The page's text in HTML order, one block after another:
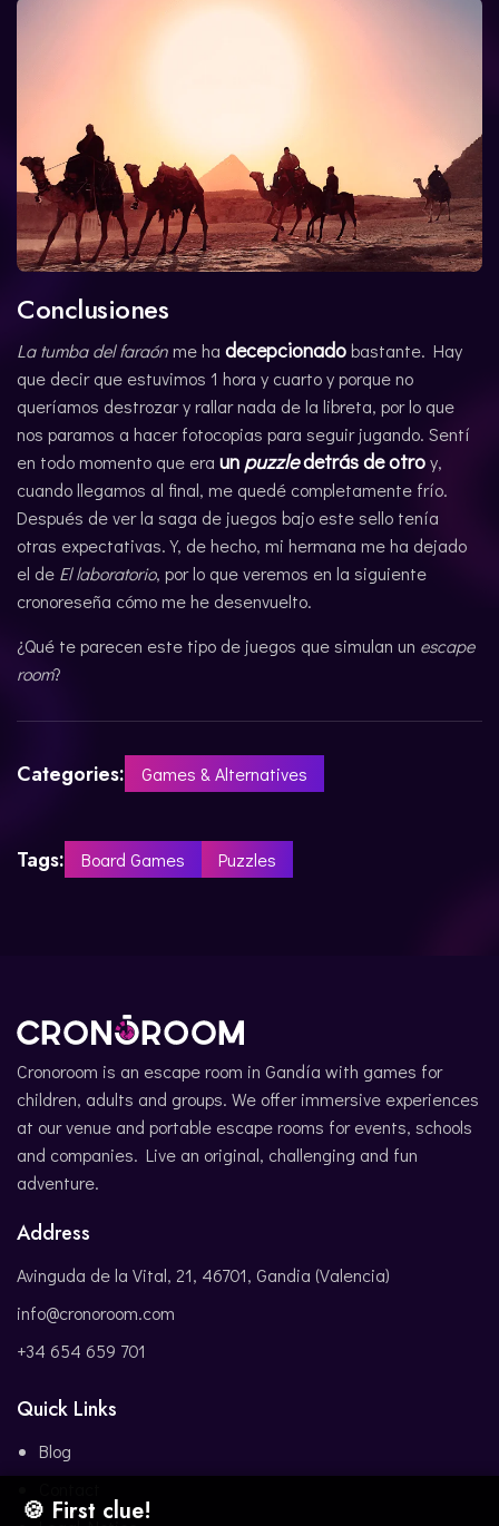
Conclusiones
La tumba del faraónme ha decepcionadobastante. Hay
que decir que estuvimos 1 hora y cuarto y porque no
queríamos destrozar y rallar nada de la libreta, por lo que
nos paramos a hacer fotocopias para seguir jugando. Sentí
en todo momento que era un puzzledetrás de otroy,
cuando llegamos al final, me quedé completamente frío.
Después de ver la saga de juegos bajo este sello tenía
otras expectativas. Y, de hecho, mi hermana me ha dejado
el de El laboratorio, por lo que veremos en la siguiente
cronoreseña cómo me he desenvuelto.
¿Qué te parecen este tipo de juegos que simulan un escape
room?
Categories: Games & Alternatives
Tags: Board Games Puzzles
Cronoroom is an escape room in Gandía with games for
children, adults and groups. We offer immersive experiences
at our venue and portable escape rooms for events, schools
and companies. Live an original, challenging and fun
adventure.
Address
Avinguda de la Vital, 21, 46701, Gandia (Valencia)
info@cronoroom.com
+34 654 659 701
Quick Links
Blog
🍪 First clue!